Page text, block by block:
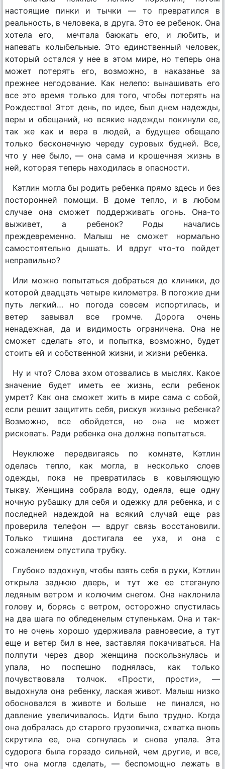
настоящие пинки и тычки — то превратился в
реальность, в человека, в друга. Это ее ребенок. Она
хотела его, мечтала баюкать его, и любить, и
напевать колыбельные. Это единственный человек,
который остался у нее в этом мире, но теперь она
может потерять его, возможно, в наказанье за
прежнее негодование. Как нелепо: вынашивать его
все это время только для того, чтобы потерять на
Рождество! Этот день, по идее, был днем надежды,
веры и обещаний, но всякие надежды покинули ее,
так же как и вера в людей, а будущее обещало
только бесконечную череду суровых будней. Все,
что у нее было, — она сама и крошечная жизнь в
ней, которая теперь находилась в опасности.
Кэтлин могла бы родить ребенка прямо здесь и без
посторонней помощи. В доме тепло, и в любом
случае она сможет поддерживать огонь. Она-то
выживет, а ребенок? Роды начались
преждевременно. Малыш не сможет нормально
самостоятельно дышать. И вдруг что-то пойдет
неправильно?
Или можно попытаться добраться до клиники, до
которой двадцать четыре километра. В погожие дни
путь легкий… но погода совсем испортилась, и
ветер завывал все громче. Дорога очень
ненадежная, да и видимость ограничена. Она не
сможет сделать это, и попытка, возможно, будет
стоить ей и собственной жизни, и жизни ребенка.
Ну и что? Слова эхом отозвались в мыслях. Какое
значение будет иметь ее жизнь, если ребенок
умрет? Как она сможет жить в мире сама с собой,
если решит защитить себя, рискуя жизнью ребенка?
Возможно, все обойдется, но она не может
рисковать. Ради ребенка она должна попытаться.
Неуклюже передвигаясь по комнате, Кэтлин
оделась тепло, как могла, в несколько слоев
одежды, пока не превратилась в ковыляющую
тыкву. Женщина собрала воду, одеяла, еще одну
ночную рубашку для себя и одежку для ребенка, и с
последней надеждой на всякий случай еще раз
проверила телефон — вдруг связь восстановили.
Только тишина достигала ее уха, и она с
сожалением опустила трубку.
Глубоко вздохнув, чтобы взять себя в руки, Кэтлин
открыла заднюю дверь, и тут же ее стегануло
ледяным ветром и колючим снегом. Она наклонила
голову и, борясь с ветром, осторожно спустилась
на два шага по обледенелым ступенькам. Она и так-
то не очень хорошо удерживала равновесие, а тут
еще и ветер бил в нее, заставляя покачиваться. На
полпути через двор женщина поскользнулась и
упала, но поспешно поднялась, как только
почувствовала толчок. «Прости, прости», —
выдохнула она ребенку, лаская живот. Малыш низко
обосновался в животе и больше не пинался, но
давление увеличивалось. Идти было трудно. Когда
она добралась до старого грузовичка, схватка вновь
скрутила ее, она согнулась и снова упала. Эта
судорога была гораздо сильней, чем другие, и все,
что она могла сделать, — беспомощно лежать в